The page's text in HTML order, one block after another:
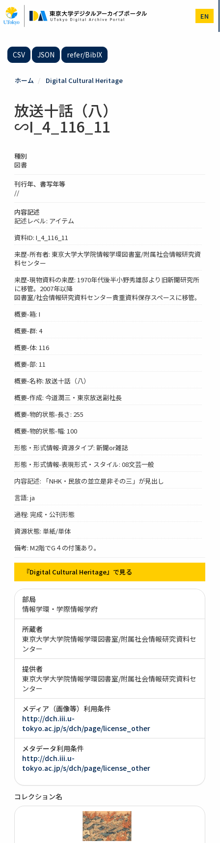
イ
ン
EN
CSV JSON refer/BibIX
ホーム Digital Cultural Heritage
放送十話（八）
∽I_4_116_11
種別
図書
刊行年、書写年等
//
内容記述
記述レベル: アイテム
資料ID: I_4_116_11
来歴-所有者: 東京大学大学院情報学環図書室/附属社会情報研究資
料センター
来歴-現物資料の来歴: 1970年代後半小野秀雄邸より旧新聞研究所
に移管。2007年以降
図書室/社会情報研究資料センター貴重資料保存スペースに移管。
概要-箱: I
概要-群: 4
概要-体: 116
概要-部: 11
概要-名称: 放送十話（八）
概要-作成: 今道潤三・東京放送副社長
概要-物的状態-長さ: 255
概要-物的状態-幅: 100
形態・形式情報-資源タイプ: 新聞or雑誌
形態・形式情報-表現形式・スタイル: 08文芸一般
内容記述: 「NHK・民放の並立是非その三」が見出し
言語: ja
過程: 完成・公刊形態
資源状態: 単紙/単体
備考: M2階でG４の付箋あり。
『Digital Cultural Heritage』で見る
部局
情報学環・学際情報学府
所蔵者
東京大学大学院情報学環図書室/附属社会情報研究資料セ
ンター
提供者
東京大学大学院情報学環図書室/附属社会情報研究資料セ
ンター
メディア（画像等）利用条件
http://dch.iii.u-
tokyo.ac.jp/s/dch/page/license_other
メタデータ利用条件
http://dch.iii.u-
tokyo.ac.jp/s/dch/page/license_other
コレクション名